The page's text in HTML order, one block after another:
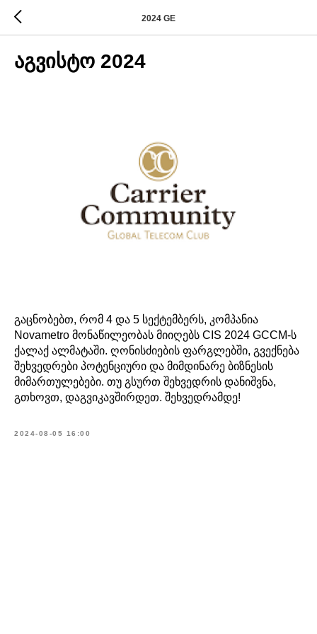
2024 GE
აგვისტო 2024
გაცნობებთ, რომ 4 და 5 სექტემბერს, კომპანია
Novametro მონაწილეობას მიიღებს CIS 2024 GCCM-ს
ქალაქ ალმატაში. ღონისძიების ფარგლებში, გვექნება
შეხვედრები პოტენციური და მიმდინარე ბიზნესის
მიმართულებები. თუ გსურთ შეხვედრის დანიშვნა,
გთხოვთ, დაგვიკავშირდეთ. შეხვედრამდე!
2024-08-05 16:00